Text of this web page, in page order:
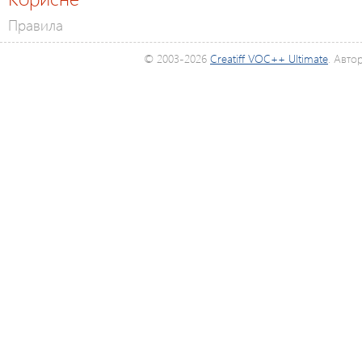
Правила
© 2003-2026 Creatiff VOC++ Ultimate.